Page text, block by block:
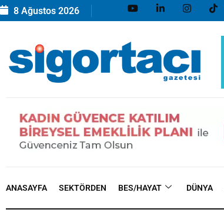
8 Ağustos 2026
ANASAYFA SEKTÖRDEN BES/HAYAT DÜNYA